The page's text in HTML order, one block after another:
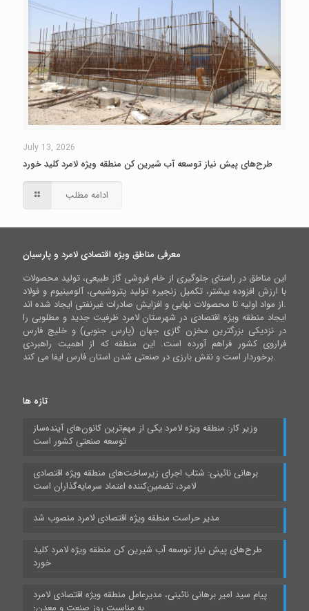
July 13, 2026
طرح‌های پیش نیاز توسعه آب شیرین کن منطقه ویژه لامرد کلید خورد
ادامه مطلب
معرفی مناطق ویژه اقتصادی لامرد و پارسیان
این مناطق در راستای جلوگیری از خام فروشی گاز طبیعی، تولید محصولات
با ارزش افزوده بیشتر، تکمیل زنجیره تولید پتروشیمی، آلومینیوم و فولاد
از مواد اولیه تا محصولات نهایی و افزایش صادرات غیرنفتی ایجاد شده اند.
ایجاد منطقه ویژه اقتصادی در شهرستان لامرد ظرفیت جدید و مطلوبی را
در نزدیکی بزرگترین مخزن گازی جهان (پارس جنوبی) و خلیج فارس
فراروی کشور فراهم آورده است. این منطقه که از اهمیت راهبردی
برخوردار است و نقش بارزی در صنعتی شدن استان فارس ایفا می کند.
تازه ها
وزیر کار: منطقه ویژه لامرد یکی از مهم‌ترین کانون‌های آینده‌ساز
توسعه صنعتی کشور است
برهانی نائینی: شتاب اجرای زیرساخت‌های منطقه ویژه اقتصادی
لامرد، تضمین‌کننده اعتماد سرمایه‌گذاران است
مدیر حراست منطقه ویژه اقتصادی لامرد منصوب شد
طرح‌های پیش نیاز توسعه آب شیرین کن منطقه ویژه لامرد کلید
خورد
پیام سید امیر برهانی نائینی، مدیرعامل منطقه ویژه اقتصادی لامرد
به مناسبت روز صنعت و معدن؛